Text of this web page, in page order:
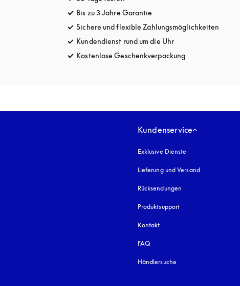
Bis zu 3 Jahre Garantie
Sichere und flexible Zahlungsmöglichkeiten
Kundendienst rund um die Uhr
Kostenlose Geschenkverpackung
Kundenservice
Exklusive Dienste
Lieferung und Versand
Rücksendungen
Produktsupport
Kontakt
FAQ
Händlersuche